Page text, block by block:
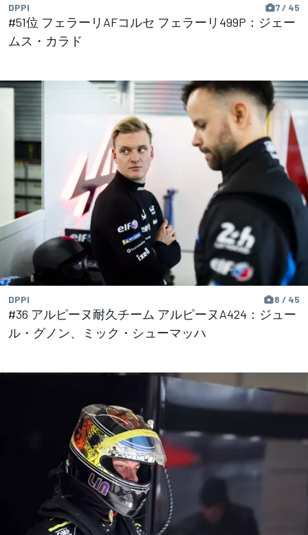
DPPI 7 / 45
#51位 フェラーリAFコルセ フェラーリ499P：ジェー
ムス・カラド
DPPI 8 / 45
#36 アルピーヌ耐久チーム アルピーヌA424：ジュー
ル・グノン、ミック・シューマッハ